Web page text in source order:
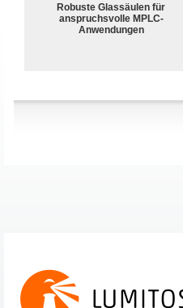
Robuste Glassäulen für
anspruchsvolle MPLC-
Anwendungen